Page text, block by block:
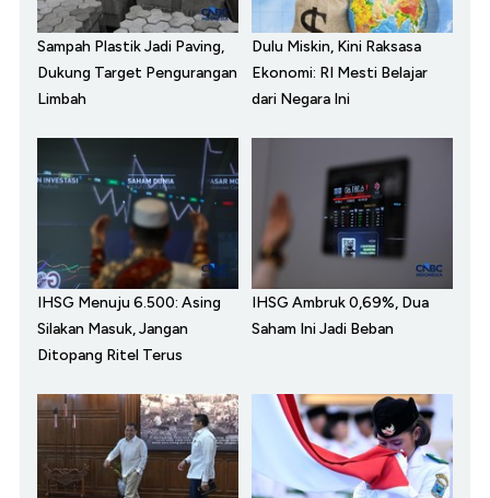
Sampah Plastik Jadi Paving,
Dukung Target Pengurangan
Limbah
Dulu Miskin, Kini Raksasa
Ekonomi: RI Mesti Belajar
dari Negara Ini
IHSG Menuju 6.500: Asing
Silakan Masuk, Jangan
Ditopang Ritel Terus
IHSG Ambruk 0,69%, Dua
Saham Ini Jadi Beban